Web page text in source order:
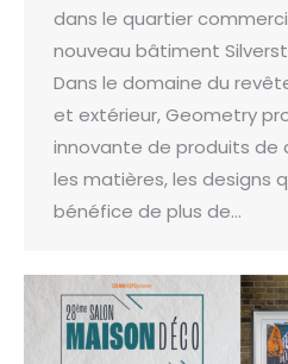
dans le quartier
nouveau bâtiment
Dans le domaine du
et extérieur, Geometry
innovante de produits de
les matières, les designs
bénéfice de plus de…